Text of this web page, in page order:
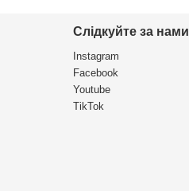
Слідкуйте за нами
Instagram
Facebook
Youtube
TikTok